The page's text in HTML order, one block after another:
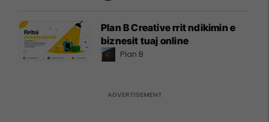
Plan B Creative rrit ndikimin e
biznesit tuaj online
Plan B